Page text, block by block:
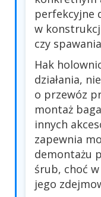
perfekcyjne
w
czy
Hak
działania,
o przewóz
montaż
innych
zapewnia
demontażu
śrub, choć
jego